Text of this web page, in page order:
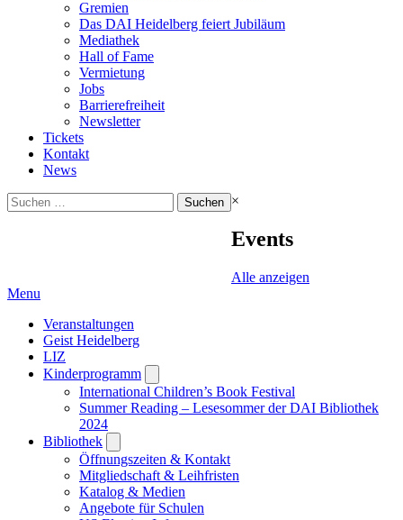
Gremien
Das DAI Heidelberg feiert Jubiläum
Mediathek
Hall of Fame
Vermietung
Jobs
Barrierefreiheit
Newsletter
Tickets
Kontakt
News
Suchen
nach:
×
Events
Alle anzeigen
Menu
Veranstaltungen
Geist Heidelberg
LIZ
Kinderprogramm
submenu
International Children’s Book Festival
Summer Reading – Lesesommer der DAI Bibliothek
2024
Bibliothek
submenu
Öffnungszeiten & Kontakt
Mitgliedschaft & Leihfristen
Katalog & Medien
Angebote für Schulen